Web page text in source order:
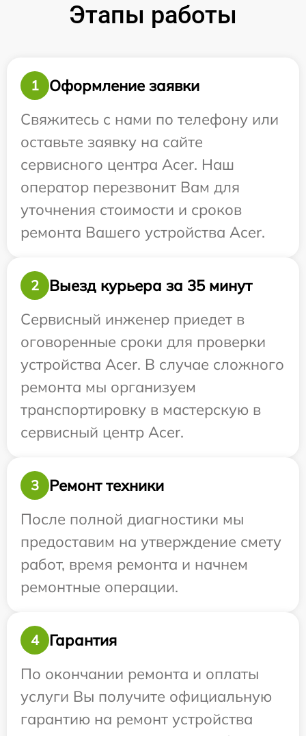
Этапы работы
1
Оформление заявки
Свяжитесь с нами по телефону или
оставьте заявку на сайте
сервисного центра Acer. Наш
оператор перезвонит Вам для
уточнения стоимости и сроков
ремонта Вашего устройства Acer.
2
Выезд курьера за 35 минут
Сервисный инженер приедет в
оговоренные сроки для проверки
устройства Acer. В случае сложного
ремонта мы организуем
транспортировку в мастерскую в
сервисный центр Acer.
3
Ремонт техники
После полной диагностики мы
предоставим на утверждение смету
работ, время ремонта и начнем
ремонтные операции.
4
Гарантия
По окончании ремонта и оплаты
услуги Вы получите официальную
гарантию на ремонт устройства